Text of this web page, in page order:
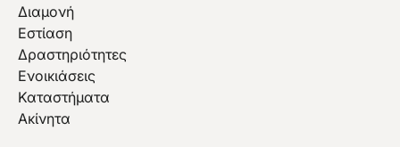
Διαμονή
Εστίαση
Δραστηριότητες
Ενοικιάσεις
Καταστήματα
Ακίνητα